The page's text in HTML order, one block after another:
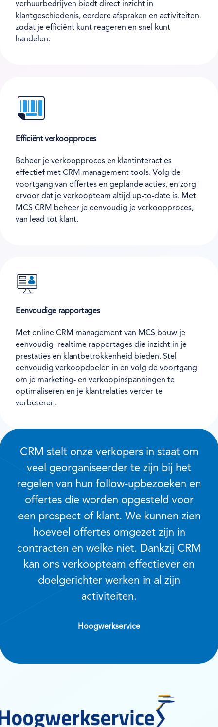
verhuurbedrijven biedt direct inzicht in
klantgeschiedenis, eerdere afspraken en activiteiten,
zodat je efficiënt kunt reageren en snel kunt
handelen.
Efficiënt verkoopproces
Beheer je verkoopproces en klantinteracties
effectief met CRM management tools. Volg de
voortgang van offertes en geplande acties, en zorg
ervoor dat je verkoopteam altijd up-to-date is. Met
MCS CRM beheer je eenvoudig je verkoopproces,
van lead tot klant.
Eenvoudige rapportages
Met online CRM management van MCS bouw je
eenvoudig realtime rapportages die inzicht in je
prestaties en klantbetrokkenheid bieden. Stel
eenvoudig verkoopdoelen in en volg de voortgang
om je marketing- en verkoopinspanningen te
optimaliseren en je klantrelaties verder te
verbeteren.
CRM stelt onze verkopers in staat om
veel georganiseerder te zijn bij het
regelen van hun follow-upbezoeken en
offertes die worden opgesteld voor
een prospect of klant. We kunnen zien
hoeveel offertes omgezet zijn in
contracten en welke niet. Dankzij CRM
kan ons verkoopteam effectiever en
doelgerichter werken in al zijn
activiteiten.
Hoogwerkservice